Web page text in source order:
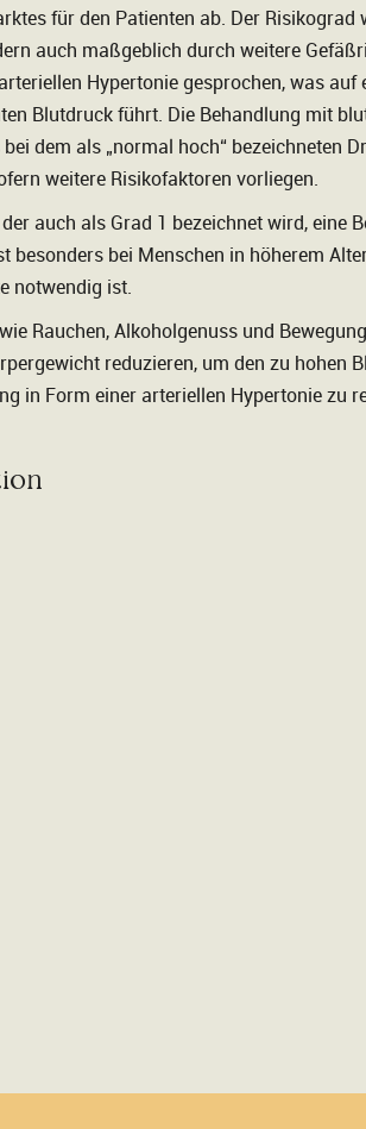
für den Patienten ab. Der Risikograd
auch maßgeblich durch weitere
Hypertonie gesprochen, was auf
Blutdruck führt. Die Behandlung mit
dem als „normal hoch“ bezeichneten
weitere Risikofaktoren vorliegen.
auch als Grad 1 bezeichnet wird, eine
besonders bei Menschen in höherem
notwendig ist.
Rauchen, Alkoholgenuss und
reduzieren, um den zu hohen
in Form einer arteriellen Hypertonie zu